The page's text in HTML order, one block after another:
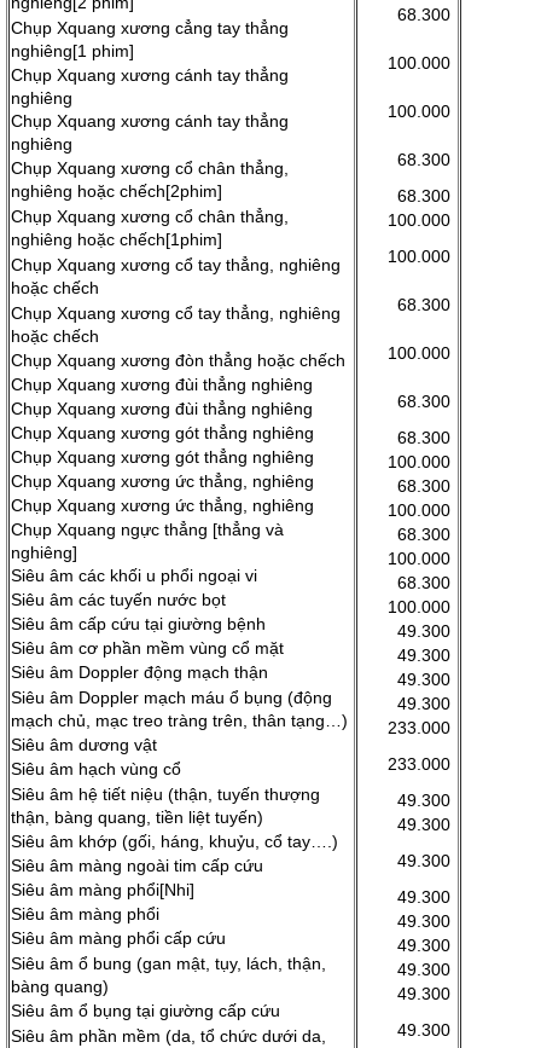
Chụp Xquang xương cẳng tay thẳng
nghiêng[1 phim]
Chụp Xquang xương cánh tay thẳng
nghiêng
Chụp Xquang xương cánh tay thẳng
nghiêng
Chụp Xquang xương cổ chân thẳng,
nghiêng hoặc chếch[2phim]
Chụp Xquang xương cổ chân thẳng,
nghiêng hoặc chếch[1phim]
Chụp Xquang xương cổ tay thẳng, nghiêng
hoặc chếch
Chụp Xquang xương cổ tay thẳng, nghiêng
hoặc chếch
Chụp Xquang xương đòn thẳng hoặc chếch
Chụp Xquang xương đùi thẳng nghiêng
Chụp Xquang xương đùi thẳng nghiêng
Chụp Xquang xương gót thẳng nghiêng
Chụp Xquang xương gót thẳng nghiêng
Chụp Xquang xương ức thẳng, nghiêng
Chụp Xquang xương ức thẳng, nghiêng
Chụp Xquang ngực thẳng [thẳng và
nghiêng]
Siêu âm các khối u phổi ngoại vi
Siêu âm các tuyến nước bọt
Siêu âm cấp cứu tại giường bệnh
Siêu âm cơ phần mềm vùng cổ mặt
Siêu âm Doppler động mạch thận
Siêu âm Doppler mạch máu ổ bụng (động
mạch chủ, mạc treo tràng trên, thân tạng…)
Siêu âm dương vật
Siêu âm hạch vùng cổ
Siêu âm hệ tiết niệu (thận, tuyến thượng
thận, bàng quang, tiền liệt tuyến)
Siêu âm khớp (gối, háng, khuỷu, cổ tay….)
Siêu âm màng ngoài tim cấp cứu
Siêu âm màng phổi[Nhi]
Siêu âm màng phổi
Siêu âm màng phổi cấp cứu
Siêu âm ổ bung (gan mật, tụy, lách, thận,
bàng quang)
Siêu âm ổ bụng tại giường cấp cứu
Siêu âm phần mềm (da, tổ chức dưới da,
68.300
100.000
100.000
68.300
68.300
100.000
100.000
68.300
100.000
68.300
68.300
100.000
68.300
100.000
68.300
100.000
68.300
100.000
49.300
49.300
49.300
49.300
233.000
233.000
49.300
49.300
49.300
49.300
49.300
49.300
49.300
49.300
49.300